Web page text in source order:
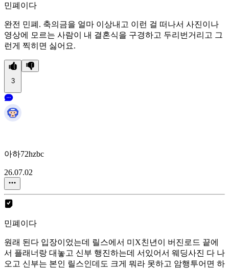
민폐이다
완전 민폐. 축의금을 얼마 이상내고 이런 걸 떠나서 사진이나
영상에 모르는 사람이 내 결혼식을 구경하고 두리번거리고 그
런게 찍히면 싫어요.
3
아하72hzbc
26.07.02
민폐이다
원래 된다 입장이었는데 릴스에서 미X친년이 버진로드 끝에
서 플래너랑 대놓고 신부 행진하는데 서있어서 웨딩사진 다 나
오고 신부는 본인 릴스인데도 크게 뭐라 못하고 암행투어면 하